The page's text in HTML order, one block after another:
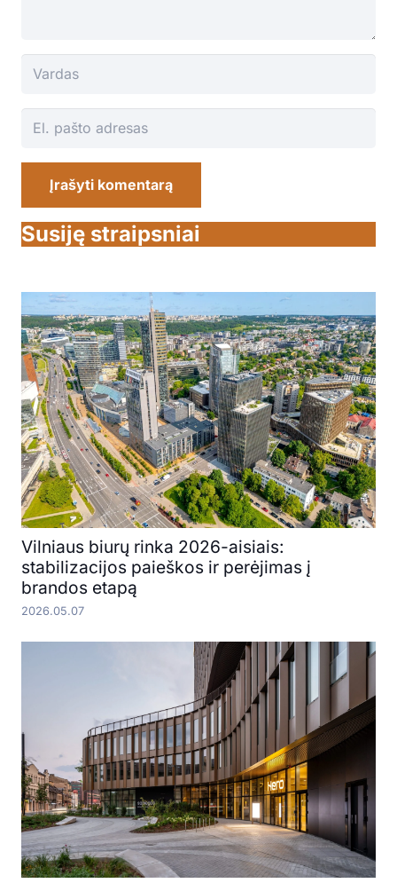
Įrašyti komentarą
Susiję straipsniai
Vilniaus biurų rinka 2026-aisiais:
stabilizacijos paieškos ir perėjimas į
brandos etapą
2026.05.07